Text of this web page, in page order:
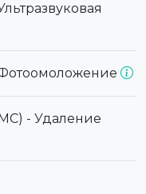
- Удаление